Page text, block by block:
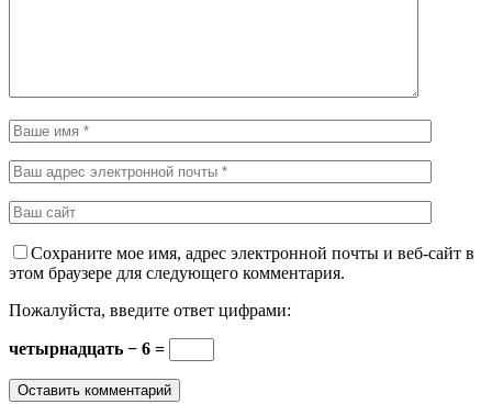
Сохраните мое имя, адрес электронной почты и веб-сайт в
этом браузере для следующего комментария.
Пожалуйста, введите ответ цифрами:
четырнадцать − 6 =